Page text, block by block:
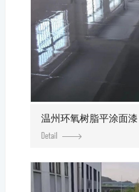
温州环氧树脂平涂面漆